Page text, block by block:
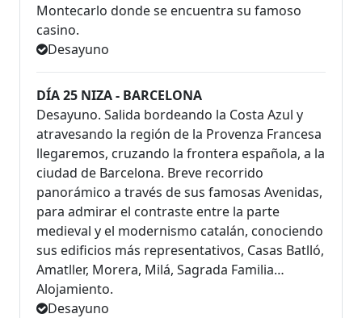
Montecarlo donde se encuentra su famoso
casino.
Desayuno
DÍA 25 NIZA - BARCELONA
Desayuno. Salida bordeando la Costa Azul y
atravesando la región de la Provenza Francesa
llegaremos, cruzando la frontera española, a la
ciudad de Barcelona. Breve recorrido
panorámico a través de sus famosas Avenidas,
para admirar el contraste entre la parte
medieval y el modernismo catalán, conociendo
sus edificios más representativos, Casas Batlló,
Amatller, Morera, Milá, Sagrada Familia…
Alojamiento.
Desayuno